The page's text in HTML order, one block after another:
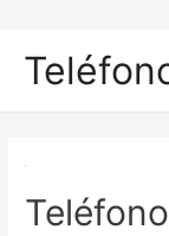
contenido